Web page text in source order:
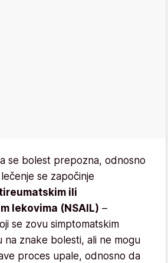
se bolest prepozna, odnosno
se započinje
ili
lekovima (NSAIL) –
se zovu simptomatskim
na znake bolesti, ali ne mogu
proces upale, odnosno da